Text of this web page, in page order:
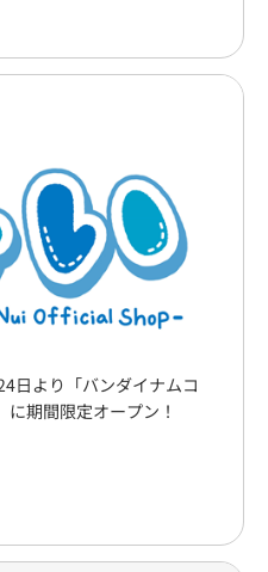
日より「バンダイナムコ
期間限定オープン！